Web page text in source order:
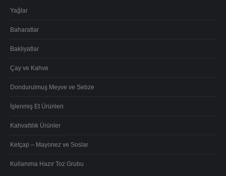
Yağlar
Baharatlar
Bakliyatlar
Çay ve Kahve
Dondurulmuş Meyve ve Sebze
İşlenmiş Et Ürünleri
Kahvaltılık Ürünler
Ketçap – Mayonez ve Soslar
Kullanıma Hazır Toz Grubu